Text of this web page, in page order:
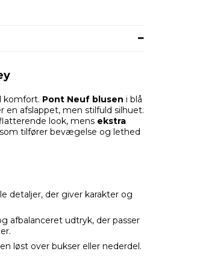
komfort. Pont Neuf blusen i blå
en afslappet, men stilfuld silhuet.
look, mens ekstra
tilfører bevægelse og lethed
detaljer, der giver karakter og
afbalanceret udtryk, der passer
løst over bukser eller nederdel.